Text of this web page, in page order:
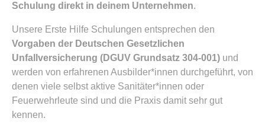
Schulung direkt in deinem Unternehmen.
Unsere Erste Hilfe Schulungen entsprechen den
Vorgaben der Deutschen Gesetzlichen
Unfallversicherung (DGUV Grundsatz 304-001) und
werden von erfahrenen Ausbilder*innen durchgeführt, von
denen viele selbst aktive Sanitäter*innen oder
Feuerwehrleute sind und die Praxis damit sehr gut
kennen.